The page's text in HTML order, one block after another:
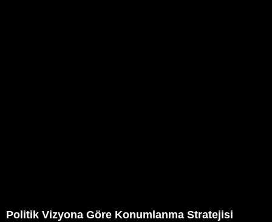
Politik Vizyona Göre Konumlanma Stratejisi